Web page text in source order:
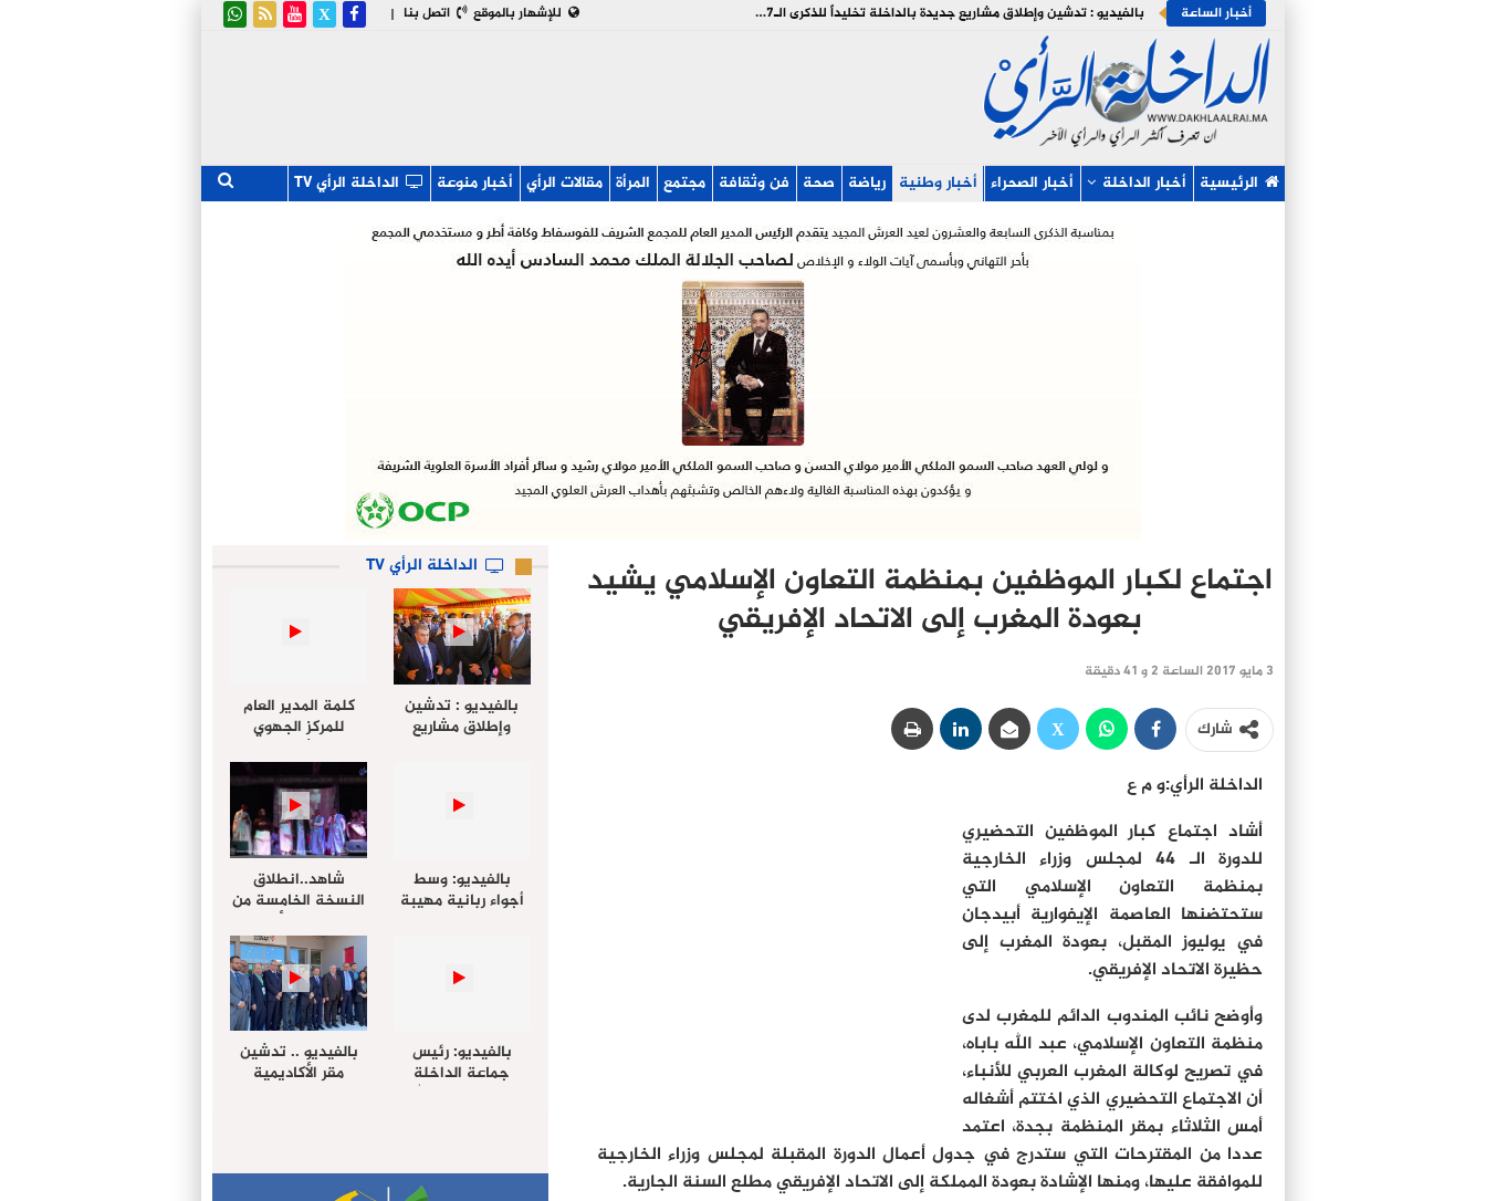
| اتصل بنا للإشهار بالموقع أخبار الساعة بالفيديو : تدشين وإطلاق مشاريع جديدة بالداخلة تخليداً للذكرى الـ27 لعيد العرش
الرئيسية أخبار الداخلة أخبار الصحراء أخبار وطنية رياضة صحة فن وثقافة مجتمع المرأة مقالات الرأي أخبار منوعة الداخلة الرأي TV
اجتماع لكبار الموظفين بمنظمة التعاون الإسلامي يشيد
بعودة المغرب إلى الاتحاد الإفريقي
3 مايو 2017 الساعة 2 و 41 دقيقة
شارك
الداخلة الرأي:و م ع
أشاد اجتماع كبار الموظفين التحضيري
للدورة الـ 44 لمجلس وزراء الخارجية
بمنظمة التعاون الإسلامي التي
ستحتضنها العاصمة الإيفوارية أبيدجان
في يوليوز المقبل، بعودة المغرب إلى
حظيرة الاتحاد الإفريقي.
وأوضح نائب المندوب الدائم للمغرب لدى
منظمة التعاون الإسلامي، عبد الله باباه،
في تصريح لوكالة المغرب العربي للأنباء،
أن الاجتماع التحضيري الذي اختتم أشغاله
أمس الثلاثاء بمقر المنظمة بجدة، اعتمد
عددا من المقترحات التي ستدرج في جدول أعمال الدورة المقبلة لمجلس وزراء الخارجية
للموافقة عليها، ومنها الإشادة بعودة المملكة إلى الاتحاد الإفريقي مطلع السنة الجارية.
الداخلة الرأي TV
بالفيديو : تدشين
وإطلاق مشاريع
كلمة المدير العام
للمركز الجهوي
للإستثمار خلال
أشغال لإجتماع
التقييمي للجنة
الجهوية الموحد
لإستثمار بجهة
الداخلة…
بالفيديو: وسط
أجواء ربانية مهيبة
جموع المصلين
شاهد..انطلاق
النسخة الخامسة من
مهرجان “الأمداح
النبوية” المنظم من
طرف مجلس جهة
الداخلة وادي الذهب
بالفيديو: رئيس
جماعة الداخلة
الراغب حرمة الله
الامريكية
بالفيديو .. تدشين
مقر الأكاديمية